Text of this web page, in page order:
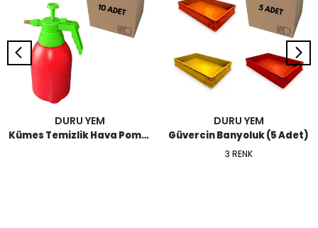
DURU YEM
Kümes Temizlik Hava Pompası 2 LT (10 Adet)
DURU YEM
Güvercin Banyoluk (5 Adet)
3 RENK